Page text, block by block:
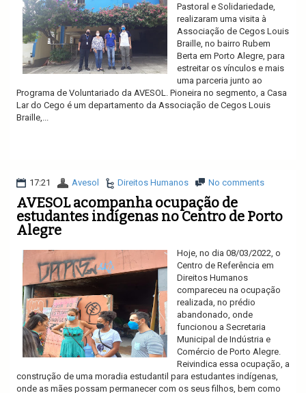
Pastoral e Solidariedade,
realizaram uma visita à
Associação de Cegos Louis
Braille, no bairro Rubem
Berta em Porto Alegre, para
estreitar os vínculos e mais
uma parceria junto ao
Programa de Voluntariado da AVESOL. Pioneira no segmento, a Casa
Lar do Cego é um departamento da Associação de Cegos Louis
Braille,...
17:21 Avesol Direitos Humanos No comments
AVESOL acompanha ocupação de
estudantes indígenas no Centro de Porto
Alegre
Hoje, no dia 08/03/2022, o
Centro de Referência em
Direitos Humanos
compareceu na ocupação
realizada, no prédio
abandonado, onde
funcionou a Secretaria
Municipal de Indústria e
Comércio de Porto Alegre.
Reivindica essa ocupação, a
construção de uma moradia estudantil para estudantes indígenas,
onde as mães possam permanecer com os seus filhos, bem como